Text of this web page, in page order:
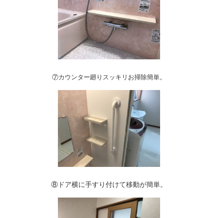
⑦カウンター廻りスッキリお掃除簡単。
⑧ドア横に手すり付けて移動が簡単。